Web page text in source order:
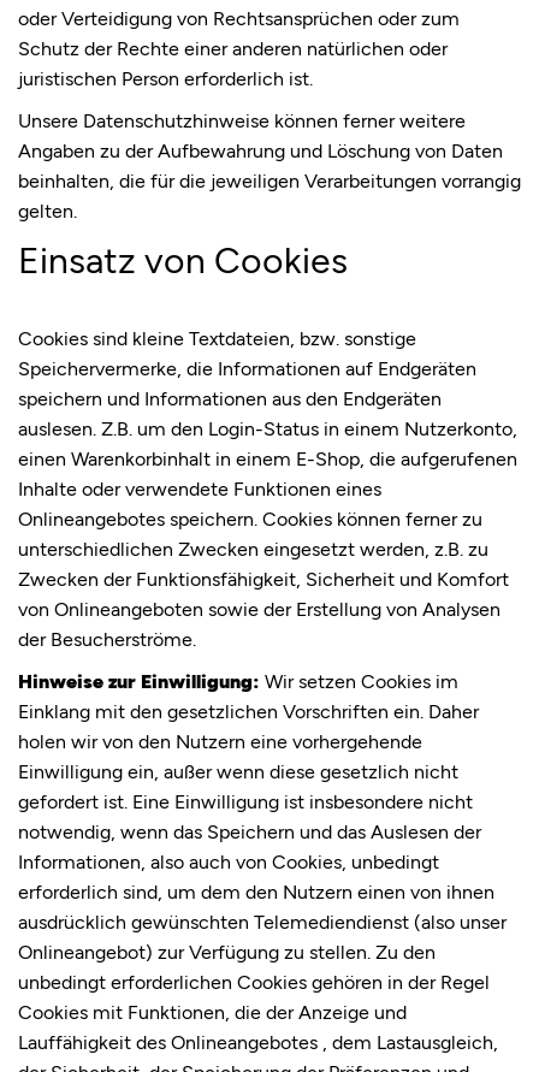
oder Verteidigung von Rechtsansprüchen oder zum
Schutz der Rechte einer anderen natürlichen oder
juristischen Person erforderlich ist.
Unsere Datenschutzhinweise können ferner weitere
Angaben zu der Aufbewahrung und Löschung von Daten
beinhalten, die für die jeweiligen Verarbeitungen vorrangig
gelten.
Einsatz von Cookies
Cookies sind kleine Textdateien, bzw. sonstige
Speichervermerke, die Informationen auf Endgeräten
speichern und Informationen aus den Endgeräten
auslesen. Z.B. um den Login-Status in einem Nutzerkonto,
einen Warenkorbinhalt in einem E-Shop, die aufgerufenen
Inhalte oder verwendete Funktionen eines
Onlineangebotes speichern. Cookies können ferner zu
unterschiedlichen Zwecken eingesetzt werden, z.B. zu
Zwecken der Funktionsfähigkeit, Sicherheit und Komfort
von Onlineangeboten sowie der Erstellung von Analysen
der Besucherströme.
Hinweise zur Einwilligung: Wir setzen Cookies im
Einklang mit den gesetzlichen Vorschriften ein. Daher
holen wir von den Nutzern eine vorhergehende
Einwilligung ein, außer wenn diese gesetzlich nicht
gefordert ist. Eine Einwilligung ist insbesondere nicht
notwendig, wenn das Speichern und das Auslesen der
Informationen, also auch von Cookies, unbedingt
erforderlich sind, um dem den Nutzern einen von ihnen
ausdrücklich gewünschten Telemediendienst (also unser
Onlineangebot) zur Verfügung zu stellen. Zu den
unbedingt erforderlichen Cookies gehören in der Regel
Cookies mit Funktionen, die der Anzeige und
Lauffähigkeit des Onlineangebotes , dem Lastausgleich,